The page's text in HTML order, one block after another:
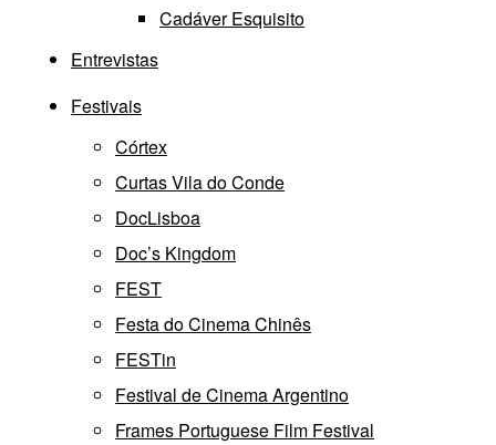
Cadáver Esquisito
Entrevistas
Festivais
Córtex
Curtas Vila do Conde
DocLisboa
Doc’s Kingdom
FEST
Festa do Cinema Chinês
FESTin
Festival de Cinema Argentino
Frames Portuguese Film Festival